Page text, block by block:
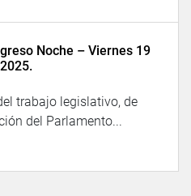
Noche – Viernes 19
trabajo legislativo, de
del Parlamento...